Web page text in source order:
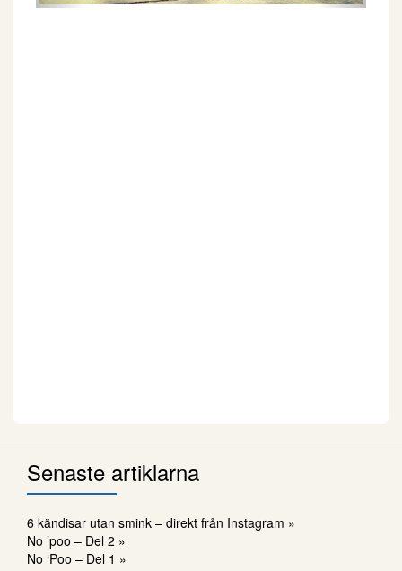
Senaste artiklarna
6 kändisar utan smink – direkt från Instagram »
No ’poo – Del 2 »
No ‘Poo – Del 1 »